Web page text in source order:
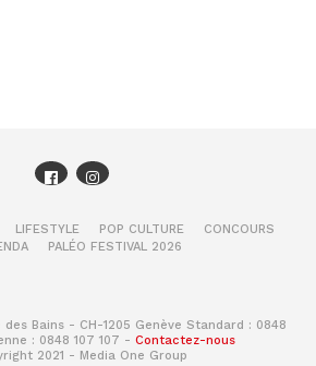
LIFESTYLE POP CULTURE
CONCOURS
PALÉO FESTIVAL 2026
des Bains - CH-1205 Genève Standard : 0848
: 0848 107 107 - Contactez-nous
2021 - Media One Group